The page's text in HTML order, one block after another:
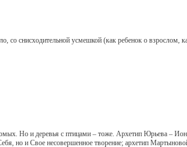
снисходительной усмешкой (как ребенок о взрослом,
Но и деревья с птицами – тоже. Архетип Юрьева –
но и Свое несовершенное творение; архетип